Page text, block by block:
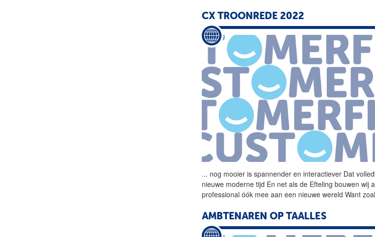
CX TROONREDE 2022
... nog mooier is spannender en interactiever Dat
nieuwe moderne tijd En net als de Efteling bouwen wij
professional óók mee aan een nieuwe wereld Want
AMBTENAREN OP TAALLES